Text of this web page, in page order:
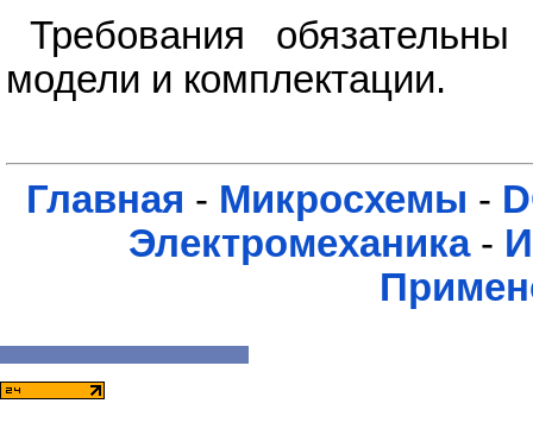
Требования
модели и комплектации.
Главная - Микросхемы -
Электромеханика-